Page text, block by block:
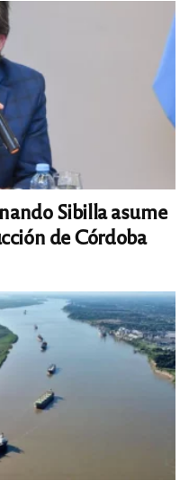
Sibilla asume
de Córdoba